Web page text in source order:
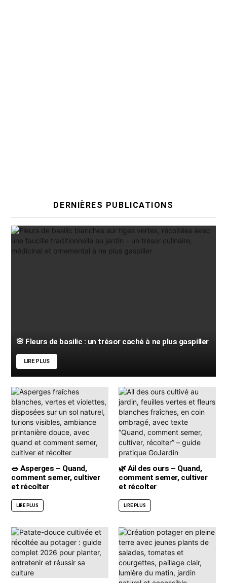
DERNIÈRES PUBLICATIONS
🌸 Fleurs de basilic : un trésor caché à ne plus gaspiller
LIRE PLUS
🥗 Asperges – Quand,
comment semer, cultiver
et récolter
LIRE PLUS
🌿 Ail des ours – Quand,
comment semer, cultiver
et récolter
LIRE PLUS